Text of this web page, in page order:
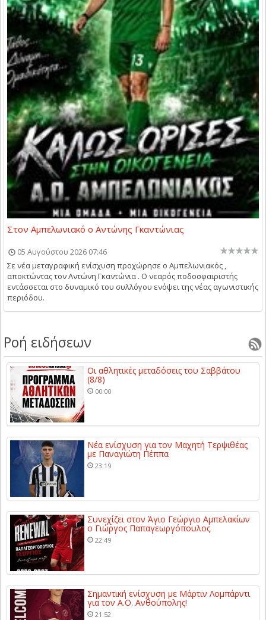
Στον Αμπελωνιακό ο Αντώνης Γκαντώνιας
05 Αυγούστου 2026 07:46
Σε νέα μεταγραφική ενίσχυση προχώρησε ο Αμπελωνιακός ,
αποκτώντας τον Αντώνη Γκαντώνια . Ο νεαρός ποδοσφαιριστής
εντάσσεται στο δυναμικό του συλλόγου ενόψει της νέας αγωνιστικής
περιόδου.
Ροή ειδήσεων
Οι αθλητικές μεταδόσεις του Σαββάτου
(8/8)
00:00
Νέα ενίσχυση για τον Μαχητή Τερψιθέας
με Παναγιώτη Πέππα
23:19
Συνεχίζει στον Άγιο Γεώργιο Αμπελακίων
ο Γιώργος Παπαγεωργόπουλος
22:49
Σημαντική ενίσχυση με Μάρτιν Λομπάρντι
για τον Α.Ο. Ανθούπολης!
21:52